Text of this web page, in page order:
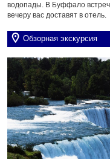
водопады. В Буффало
вечеру вас доставят в отель.
Обзорная экскурсия